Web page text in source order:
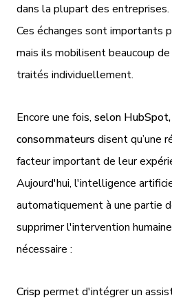
dans la plupart des entreprises.
Ces échanges sont importants
mais ils mobilisent beaucoup
traités individuellement.
Encore une fois, selon
consommateurs disent qu’une
facteur important de leur
Aujourd'hui, l'intelligence
automatiquement à une partie
supprimer l'intervention
nécessaire :
Crisppermet d'intégrer un